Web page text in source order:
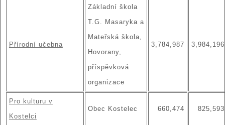
Přírodní učebna
Základní škola
T.G. Masaryka a
Mateřská škola,
Hovorany,
příspěvková
organizace
3,784,987 3,984,196
Pro kulturu v
Kostelci
Obec Kostelec 660,474 825,593